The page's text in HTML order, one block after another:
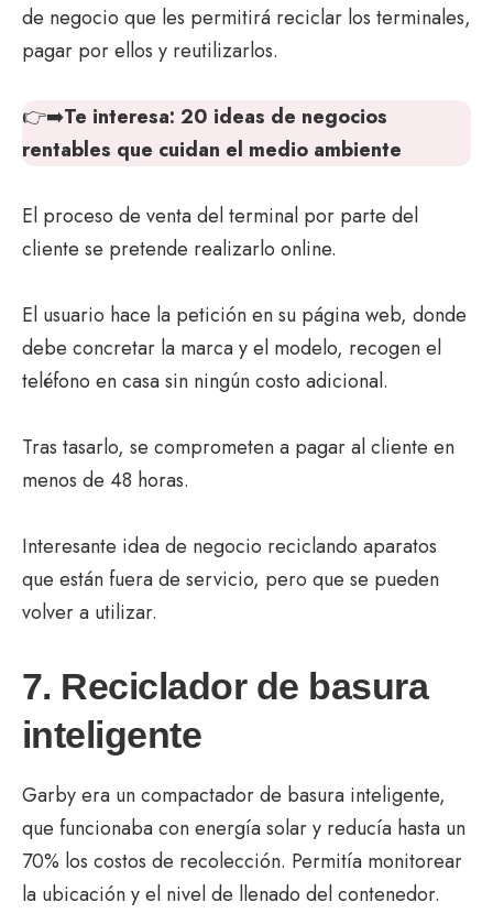
de negocio que les permitirá reciclar los terminales,
pagar por ellos y reutilizarlos.
👉➡️Te interesa: 20 ideas de negocios
rentables que cuidan el medio ambiente
El proceso de venta del terminal por parte del
cliente se pretende realizarlo online.
El usuario hace la petición en su página web, donde
debe concretar la marca y el modelo, recogen el
teléfono en casa sin ningún costo adicional.
Tras tasarlo, se comprometen a pagar al cliente en
menos de 48 horas.
Interesante idea de negocio reciclando aparatos
que están fuera de servicio, pero que se pueden
volver a utilizar.
7. Reciclador de basura
inteligente
Garbyera un compactador de basura inteligente,
que funcionaba con energía solar y reducía hasta un
70% los costos de recolección. Permitía monitorear
la ubicación y el nivel de llenado del contenedor.